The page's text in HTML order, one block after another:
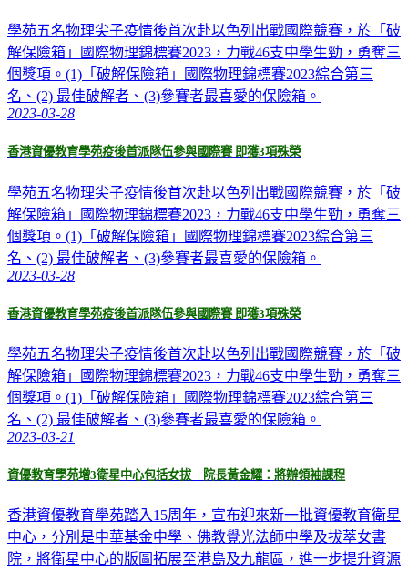
學苑五名物理尖子疫情後首次赴以色列出戰國際競賽，於「破
解保險箱」國際物理錦標賽2023，力戰46支中學生勁，勇奪三
個獎項。(1)「破解保險箱」國際物理錦標賽2023綜合第三
名、(2) 最佳破解者、(3)參賽者最喜愛的保險箱。
2023-03-28
香港資優教育學苑疫後首派隊伍參與國際賽 即獲3項殊榮
學苑五名物理尖子疫情後首次赴以色列出戰國際競賽，於「破
解保險箱」國際物理錦標賽2023，力戰46支中學生勁，勇奪三
個獎項。(1)「破解保險箱」國際物理錦標賽2023綜合第三
名、(2) 最佳破解者、(3)參賽者最喜愛的保險箱。
2023-03-28
香港資優教育學苑疫後首派隊伍參與國際賽 即獲3項殊榮
學苑五名物理尖子疫情後首次赴以色列出戰國際競賽，於「破
解保險箱」國際物理錦標賽2023，力戰46支中學生勁，勇奪三
個獎項。(1)「破解保險箱」國際物理錦標賽2023綜合第三
名、(2) 最佳破解者、(3)參賽者最喜愛的保險箱。
2023-03-21
資優教育學苑增3衛星中心包括女拔 院長黃金耀：將辦領袖課程
香港資優教育學苑踏入15周年，宣布迎來新一批資優教育衛星
中心，分別是中華基金中學、佛教覺光法師中學及拔萃女書
院，將衛星中心的版圖拓展至港島及九龍區，進一步提升資源